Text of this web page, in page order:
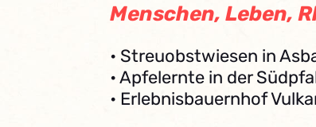
Menschen, Leben,
• Streuobstwiesen in
• Apfelernte in der
• Erlebnisbauernhof